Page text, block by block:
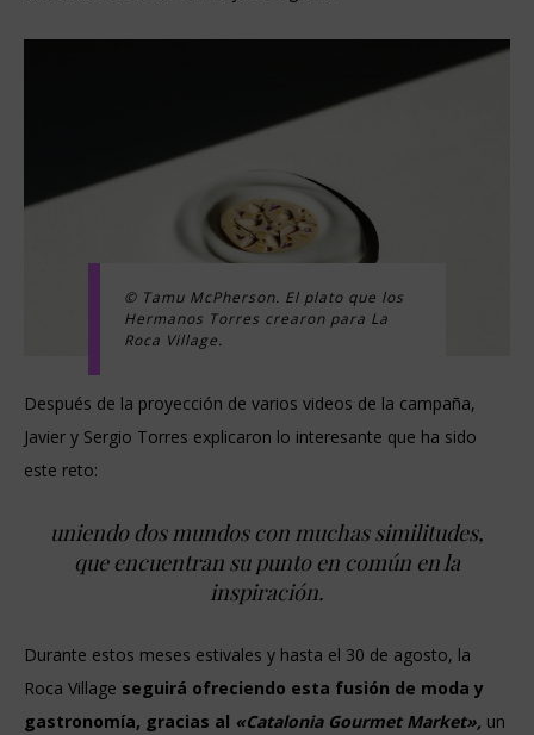
© Tamu McPherson. El plato que los
Hermanos Torres crearon para La
Roca Village.
Después de la proyección de varios videos de la campaña,
Javier y Sergio Torres explicaron lo interesante que ha sido
este reto:
uniendo dos mundos con muchas similitudes,
que encuentran su punto en común en la
inspiración.
Durante estos meses estivales y hasta el 30 de agosto, la
Roca Village seguirá ofreciendo esta fusión de moda y
gastronomía, gracias al «Catalonia Gourmet Market», un